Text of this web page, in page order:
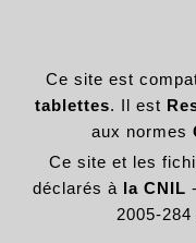
Ce site est
tablettes. Il est
aux normes
Ce site et les
déclarés à la CNIL
2005-